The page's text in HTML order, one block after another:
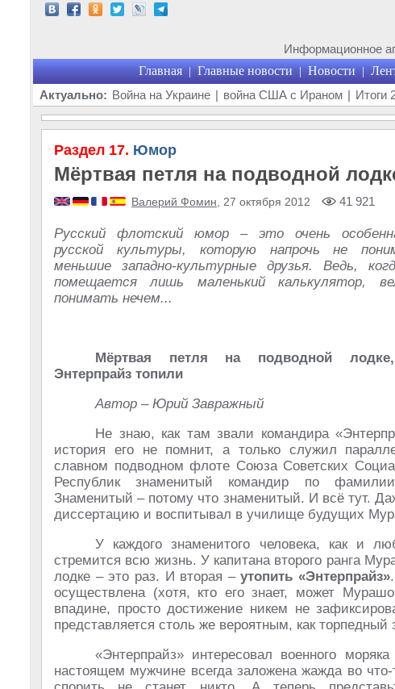
Информационное
Главная | Главные новости | Новости |
Актуально: Война на Украине | война США с Ираном | Итоги
Раздел 17. Юмор
Мёртвая петля на подводной
Валерий Фомин , 27 октября 2012 41 921
Русский флотский юмор – это очень
русской культуры, которую напрочь не
меньшие западно-культурные друзья. Ведь,
помещается лишь маленький калькулятор,
понимать нечем...
Мёртвая петля на подводной
Энтерпрайз топили
Автор – Юрий Завражный
Не знаю, как там звали командира
история его не помнит, а только служил
славном подводном флоте Союза Советских
Республик знаменитый командир по
Знаменитый – потому что знаменитый. И всё тут.
диссертацию и воспитывал в училище будущих
У каждого знаменитого человека, как и
стремится всю жизнь. У капитана второго ранга
лодке – это раз. И вторая –утопить «Энтерпрайз»
осуществлена (хотя, кто его знает, может
впадине, просто достижение никем не
представляется столь же вероятным, как
«Энтерпрайз» интересовал военного
настоящем мужчине всегда заложена жажда во